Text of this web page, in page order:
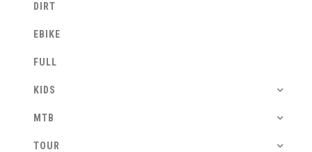
DIRT
EBIKE
FULL
KIDS
MTB
TOUR